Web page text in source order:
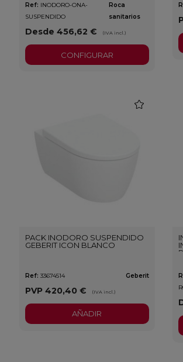
Ref: INODORO-ONA-
SUSPENDIDO
Roca
sanitarios
Desde 456,62 € (IVA incl.)
CONFIGURAR
PACK INODORO SUSPENDIDO
GEBERIT ICON BLANCO
Ref: 33674514 Geberit
PVP 420,40 € (IVA incl.)
favorite
AÑADIR